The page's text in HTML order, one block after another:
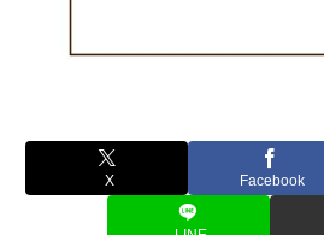
X Facebook